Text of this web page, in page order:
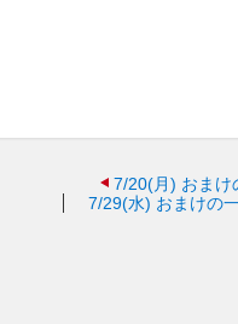
7/20(月) おまけ
7/29(水) おまけの